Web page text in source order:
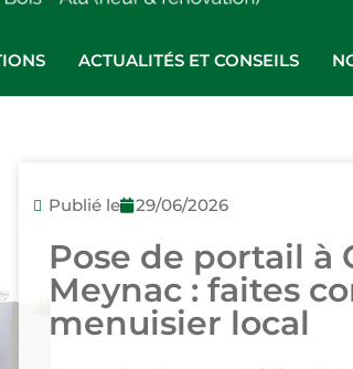
ACTUALITÉS ET CONSEILS
Publié le 29/06/2026
Pose de portail à
Meynac : faites
menuisier local